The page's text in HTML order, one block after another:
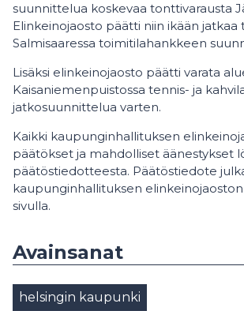
suunnittelua koskevaa tonttivarausta
Elinkeinojaosto päätti niin ikään jatkaa
Salmisaaressa toimitilahankkeen
Lisäksi elinkeinojaosto päätti varata
Kaisaniemenpuistossa tennis- ja
jatkosuunnittelua varten.
Kaikki kaupunginhallituksen
päätökset ja mahdolliset äänestykset
päätöstiedotteesta. Päätöstiedote
kaupunginhallituksen elinkeinojaoston
sivulla.
Avainsanat
helsingin kaupunki